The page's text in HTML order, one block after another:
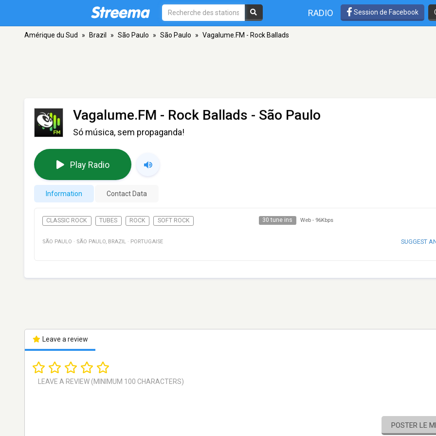
RADIO Session de Facebook
Amérique du Sud » Brazil » São Paulo » São Paulo » Vagalume.FM - Rock Ballads
Vagalume.FM - Rock Ballads - São Paulo
Só música, sem propaganda!
Play Radio
Information Contact Data
CLASSIC ROCK TUBES ROCK SOFT ROCK 30 tune ins Web - 96Kbps
SÃO PAULO · SÃO PAULO, BRAZIL · PORTUGAISE SUGGEST
Leave a review
POSTER LE